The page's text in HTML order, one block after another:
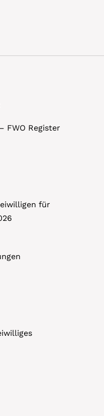
FWO Register
für